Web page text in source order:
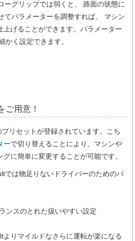
ーグリップでは弱くと、 路面の状態に
てパラメーターを調整すれば、 マシン
上げることができます。パラメーター
かく設定できます。
ご用意！
リセットが登録されています。こち
ーで切り替えることにより、マシンや
に簡単に変更することが可能です。
では物足りないドライバーのためのパ
ランスのとれた扱いやすい設定
よりマイルドなさらに運転が楽になる